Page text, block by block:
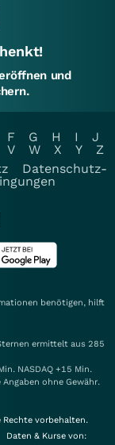
und
F G H I
J
V W X Y
Z
Datenschutz-
benötigen, hilft
ermittelt aus 285
NASDAQ +15 Min.
Angaben ohne Gewähr.
vorbehalten.
Daten & Kurse von: